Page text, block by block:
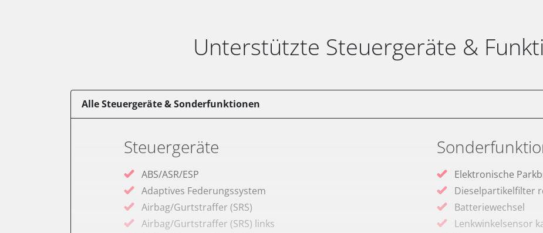
Unterstützte Steuergeräte &
Alle Steuergeräte & Sonderfunktionen
Steuergeräte
ABS/ASR/ESP
Adaptives Federungssystem
Airbag/Gurtstraffer (SRS)
Airbag/Gurtstraffer (SRS) links
Elektronische
Dieselpartikelfilter
Batteriewechsel
Lenkwinkelsensor